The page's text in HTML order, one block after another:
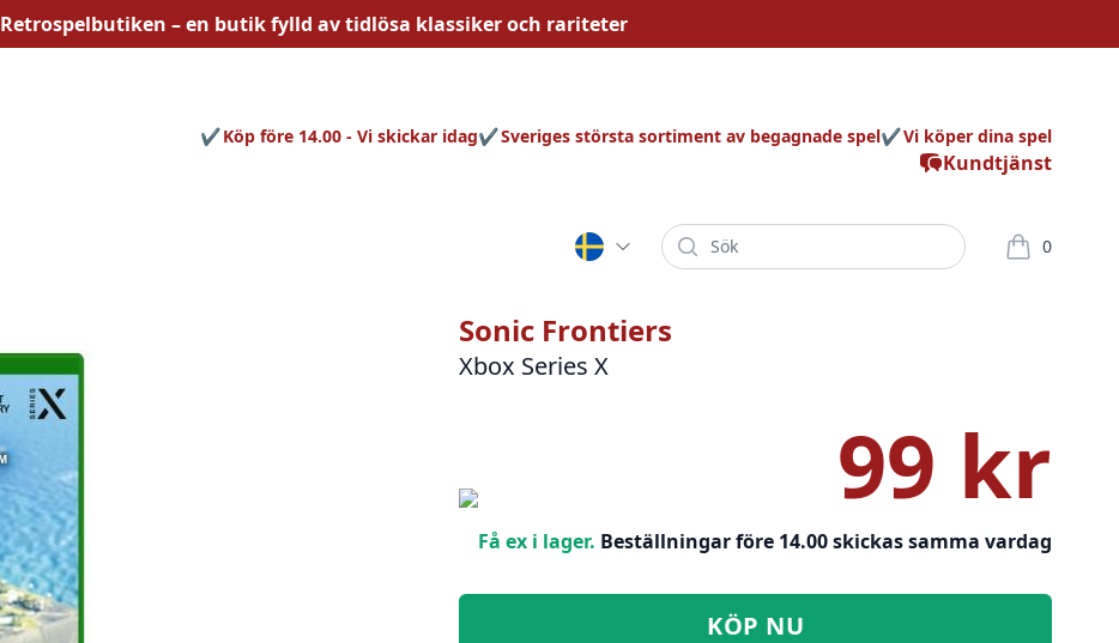
Retrospelbutiken – en butik fylld avtidlösa klassiker och rariteter
Kundtjänst
Köp före 14.00 - Vi skickar idag Sveriges största sortiment av begagnade spel Vi köper dina spel
Sök 0
varor i
Sonic Frontiers
Xbox Series X
99 kr
Få ex i lager. Beställningar före 14.00 skickas samma vardag
KÖP NU